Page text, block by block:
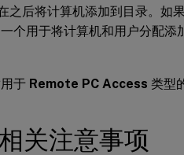
之后将计算机添加到目录。如
个用于将计算机和用户分配添
于 Remote PC Access 类型
关注意事项